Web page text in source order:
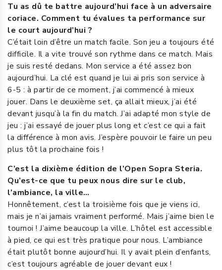
Tu as dû te battre aujourd’hui face à un adversaire
coriace. Comment tu évalues ta performance sur
le court aujourd’hui ?
C’était loin d’être un match facile. Son jeu a toujours été
difficile. Il a vite trouvé son rythme dans ce match. Mais
je suis resté dedans. Mon service a été assez bon
aujourd’hui. La clé est quand je lui ai pris son service à
6-5 : à partir de ce moment, j’ai commencé à mieux
jouer. Dans le deuxième set, ça allait mieux, j’ai été
devant jusqu’à la fin du match. J’ai adapté mon style de
jeu : j’ai essayé de jouer plus long et c’est ce qui a fait
la différence à mon avis. J’espère pouvoir le faire un peu
plus tôt la prochaine fois !
C’est la dixième édition de l’Open Sopra Steria.
Qu’est-ce que tu peux nous dire sur le club,
l’ambiance, la ville…
Honnêtement, c’est la troisième fois que je viens ici,
mais je n’ai jamais vraiment performé. Mais j’aime bien le
tournoi ! J’aime beaucoup la ville. L’hôtel est accessible
à pied, ce qui est très pratique pour nous. L’ambiance
était plutôt bonne aujourd’hui. Il y avait plein d’enfants,
c’est toujours agréable de jouer devant eux !